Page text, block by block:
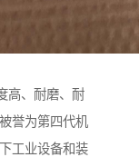
高、耐磨、耐
誉为第四代机
工业设备和装